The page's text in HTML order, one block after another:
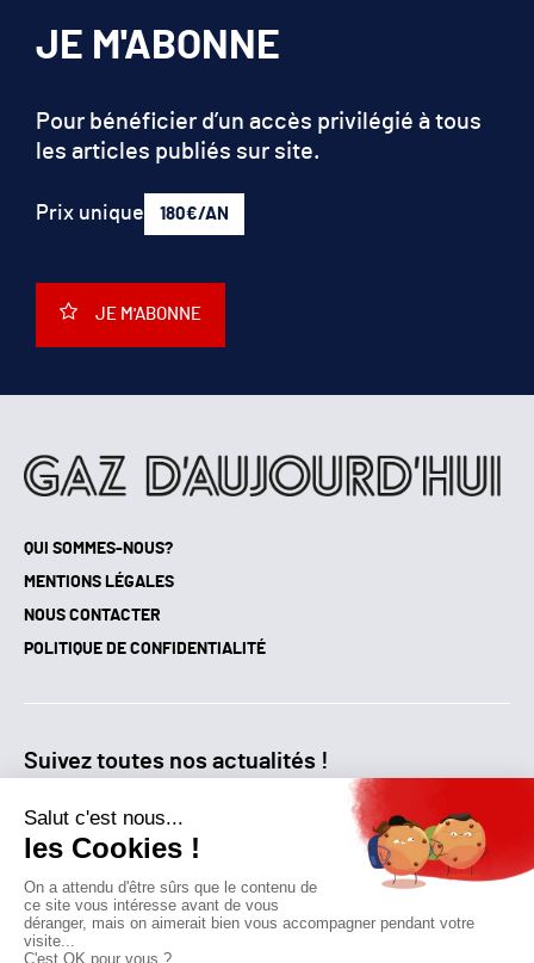
QUI SOMMES-NOUS?
MENTIONS LÉGALES
NOUS CONTACTER
POLITIQUE DE CONFIDENTIALITÉ
Suivez toutes nos actualités !
NEWSLETTER
Qui sommes-nous?
JE M'ABONNE
Pour bénéficier d’un accès privilégié à tous
les articles publiés sur site.
Prix unique 180€/AN
JE M'ABONNE